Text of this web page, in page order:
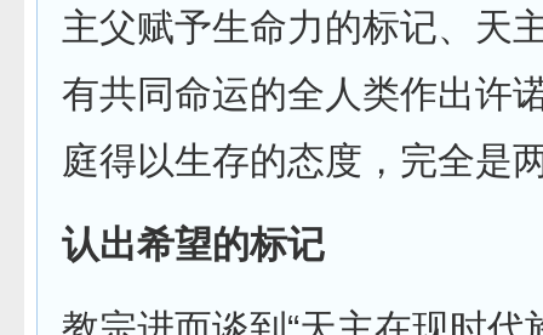
主父赋予生命力的标记、天
有共同命运的全人类作出许
庭得以生存的态度，完全是
认出希望的标记